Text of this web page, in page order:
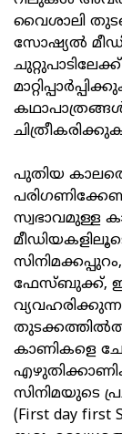
വൈശാലി
സോഷ്യൽ
പുതിയ
സ്വഭാവമുള്ള
ഫേസ്ബുക്ക്,
കാണികളെ
സിനിമയുടെ
(First day